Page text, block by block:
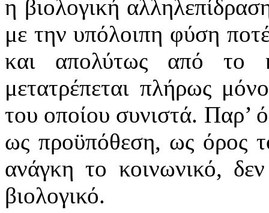
η βιολογική
με την υπόλοιπη φύση
και απολύτως από το
μετατρέπεται πλήρως
του οποίου συνιστά. Παρ’
ως προϋπόθεση, ως όρος
ανάγκη το κοινωνικό,
βιολογικό.